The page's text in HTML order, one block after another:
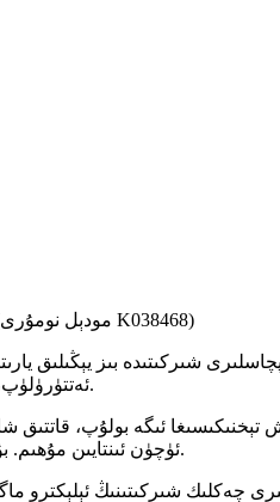
شاۋشىڭ فاڭجى ئاپتوموبىل قوشۇمچە زاپچاسلىرى چەكلىك شىركىتى. مەھسۇلات تونۇشتۇرۇش: ئېلېكترونلۇق كلاپان (مودېل نومۇرى K038468)
شىركىتىدە بىز يېڭىلىق
ئەتتۈرۈلۈپ، خېرىدارلىرىمىزنىڭ ئەڭ يۇقىرى سۈپەت ۋە ئىقتىدار ئۆلچىمىگە ماس كېلىدىغان زاپچاسلارنى ئېلىشىغا كاپالەتلىك قىلىدۇ.
ئۈچۈن ئىنتايىن مۇھىم. بۇ چىدامچانلىق ئۇزۇنراق مۇلازىمەت ئۆمرىنى ۋە مەشغۇلاتچىلارنىڭ ئاسراش تەننەرخىنى تۆۋەنلىتىشنى كاپالەتلەندۈرىدۇ.